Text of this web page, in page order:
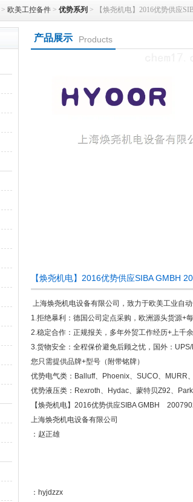
> 欧美工控备件 > 优势系列 > 【焕尧机电】2016优势供应
产品展示 Products
【焕尧机电】2016优势供应SIBA GMBH
上海焕尧机电设备有限公司，致力于欧美工业自
1.拒绝暴利：德国公司定点采购，欧洲源头货源+
2.稳定合作：正规报关，多年外贸工作经历+上千
3.货物安全：全程保价避免后顾之忧，国外：
您只需提供品牌+型号（附带铭牌）
优势电气类：Balluff、Phoenix、SUCO、
优势液压类：Rexroth、Hydac、蒙特贝Z92、
【焕尧机电】2016优势供应SIBA GMBH
上海焕尧机电设备有限公司
：赵正雄
：hyjdzzx